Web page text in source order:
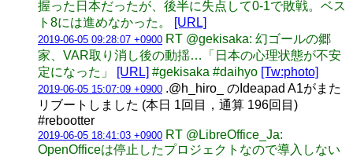
握った日本だったが、後半に失点して0-1で敗戦。ベス
ト8には進めなかった。
[URL]
2019-06-05 09:28:07 +0900 RT @gekisaka: 幻ゴールの郷
家、VAR取り消し後の動揺…「日本の心理状態が不安
定になった」
[URL] #gekisaka #daihyo [Tw:photo]
2019-06-05 15:07:09 +0900 .@h_hiro_ のIdeapad A1がまた
リブートしました (本日 1回目，通算 196回目)
#rebootter
2019-06-05 18:41:03 +0900 RT @LibreOffice_Ja:
OpenOfficeは停止したプロジェクトなので導入しない